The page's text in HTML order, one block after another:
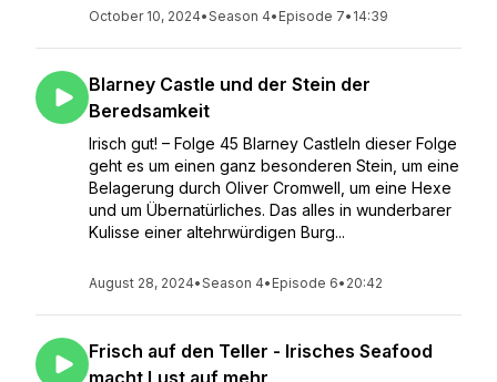
October 10, 2024•Season 4• Episode 7• 14:39
Blarney Castle und der Stein der
Beredsamkeit
Irisch gut! – Folge 45 Blarney CastleIn dieser Folge
geht es um einen ganz besonderen Stein, um eine
Belagerung durch Oliver Cromwell, um eine Hexe
und um Übernatürliches. Das alles in wunderbarer
Kulisse einer altehrwürdigen Burg...
August 28, 2024•Season 4• Episode 6• 20:42
Frisch auf den Teller - Irisches Seafood
macht Lust auf mehr